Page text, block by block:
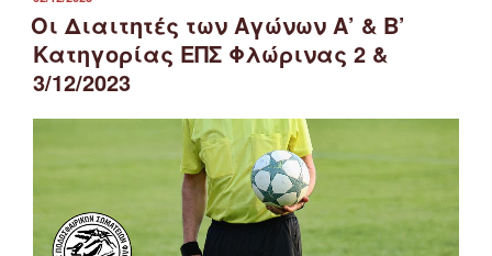
ΣΤΙΣ
Οι Διαιτητές των Αγώνων Α’ & Β’
Κατηγορίας ΕΠΣ Φλώρινας 2 &
3/12/2023